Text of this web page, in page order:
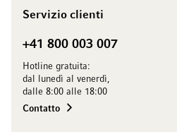
Servizio clienti
+41 800 003 007
Hotline gratuita:
dal lunedì al venerdì,
dalle 8:00 alle 18:00
Contatto